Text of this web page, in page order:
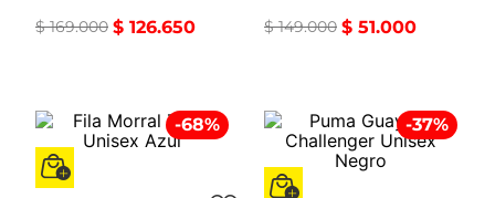
$ 169.000 $ 126.650 $ 149.000 $ 51.000
-68% -37%